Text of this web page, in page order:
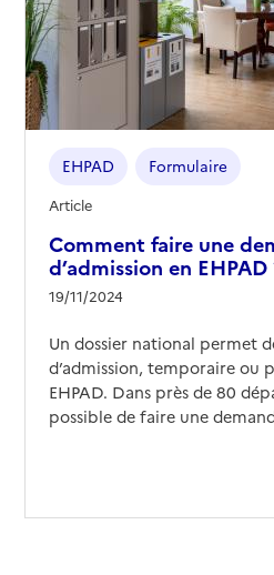
Comment faire une
d’admission en EHPAD
19/11/2024
EHPAD Formulaire
Article
Un dossier national permet
d’admission, temporaire ou
EHPAD. Dans près de 80
possible de faire une